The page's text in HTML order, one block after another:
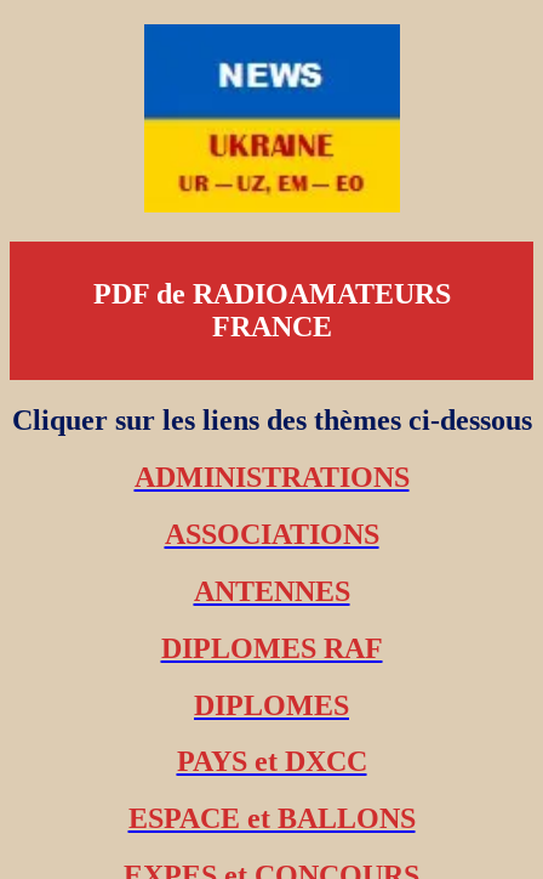
PDF de RADIOAMATEURS
FRANCE
Cliquer sur les liens des thèmes ci-dessous
ADMINISTRATIONS
ASSOCIATIONS
ANTENNES
DIPLOMES RAF
DIPLOMES
PAYS et DXCC
ESPACE et BALLONS